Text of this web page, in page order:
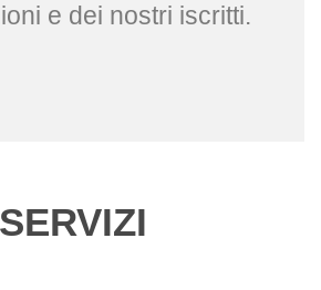
e dei nostri iscritti.
SERVIZI